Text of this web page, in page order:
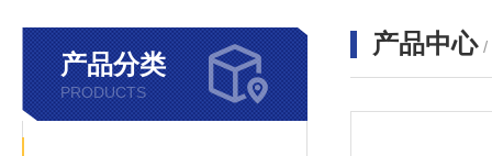
产品分类
PRODUCTS
产品中心 /